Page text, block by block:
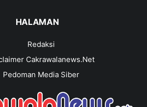
HALAMAN
Redaksi
Cakrawalanews.Net
Pedoman Media Siber